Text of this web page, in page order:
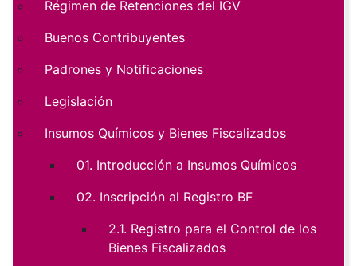
Régimen de Retenciones del IGV
Buenos Contribuyentes
Padrones y Notificaciones
Legislación
Insumos Químicos y Bienes Fiscalizados
01. Introducción a Insumos Químicos
02. Inscripción al Registro BF
2.1. Registro para el Control de los
Bienes Fiscalizados